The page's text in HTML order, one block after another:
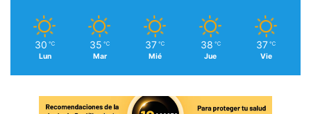
30 ℃
Lun
35 ℃
Mar
37 ℃
Mié
38 ℃
Jue
37 ℃
Vie